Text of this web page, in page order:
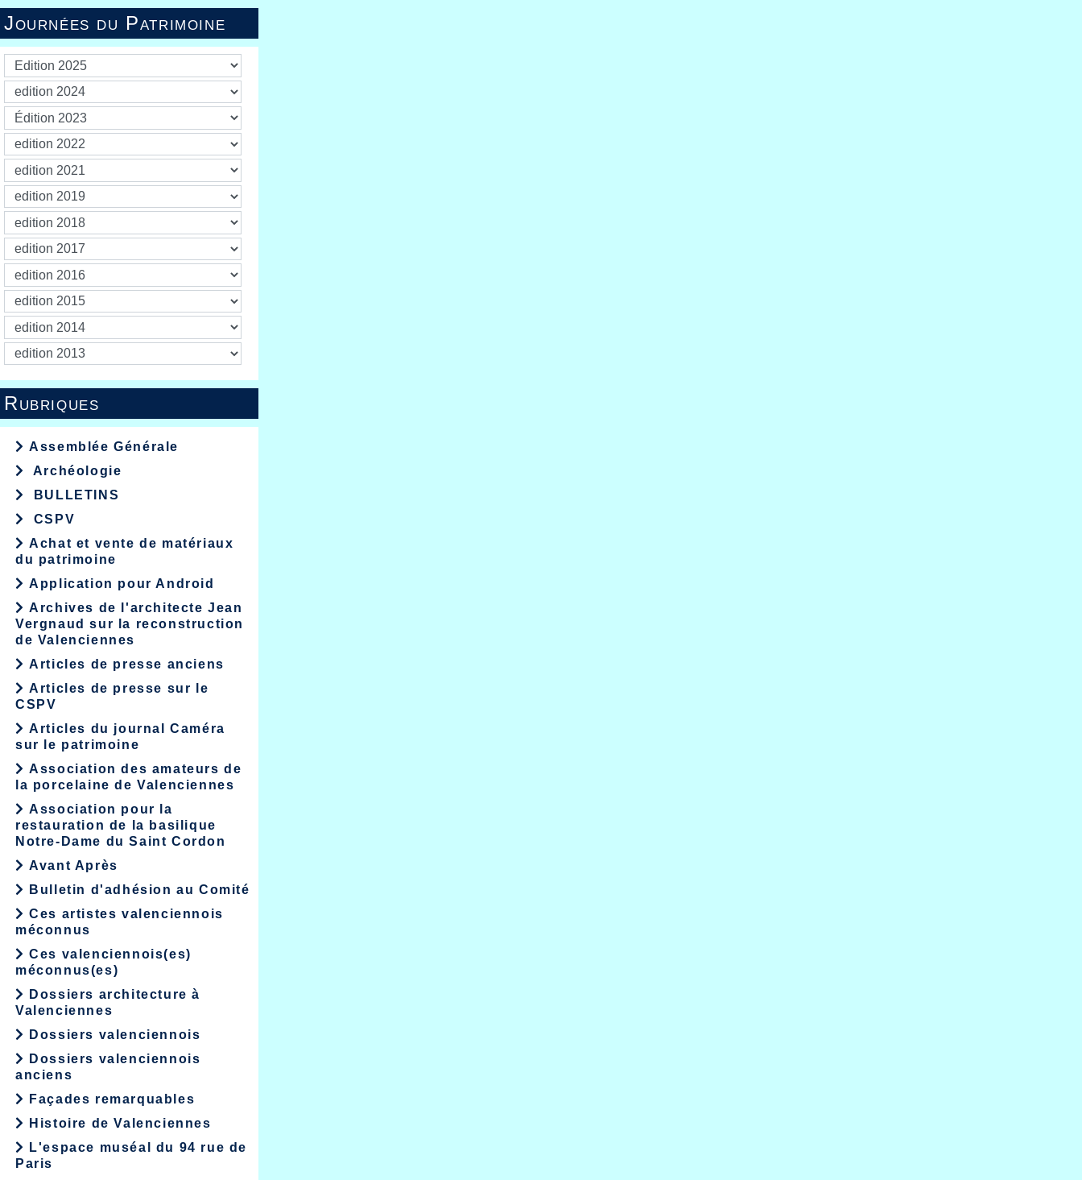
Journées du Patrimoine
Rubriques
Assemblée Générale
Archéologie
BULLETINS
CSPV
Achat et vente de matériaux
du patrimoine
Application pour Android
Archives de l'architecte Jean
Vergnaud sur la reconstruction
de Valenciennes
Articles de presse anciens
Articles de presse sur le
CSPV
Articles du journal Caméra
sur le patrimoine
Association des amateurs de
la porcelaine de Valenciennes
Association pour la
restauration de la basilique
Notre-Dame du Saint Cordon
Avant Après
Bulletin d'adhésion au Comité
Ces artistes valenciennois
méconnus
Ces valenciennois(es)
méconnus(es)
Dossiers architecture à
Valenciennes
Dossiers valenciennois
Dossiers valenciennois
anciens
Façades remarquables
Histoire de Valenciennes
L'espace muséal du 94 rue de
Paris